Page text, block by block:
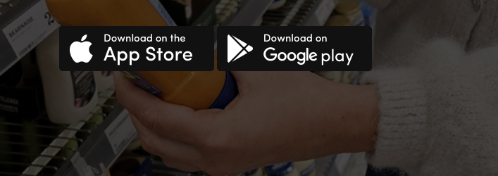
Croatian
Czech
Danish
Dutch
Haitian Creole
Hindi
Hungarian